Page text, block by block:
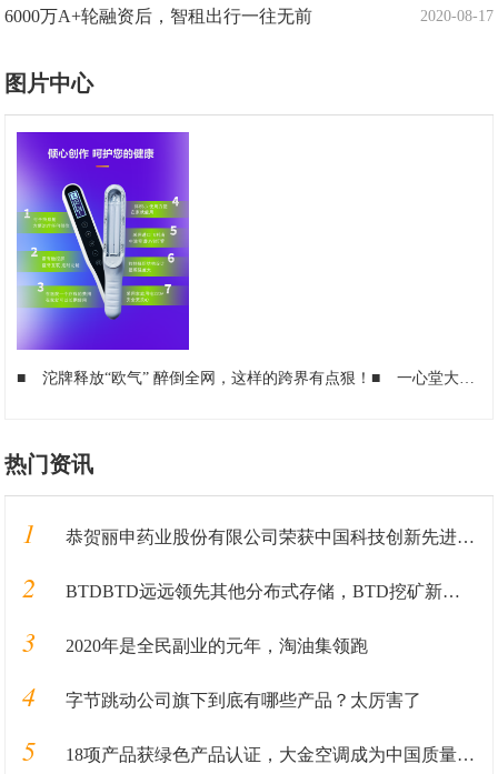
2020-08-17
6000万A+轮融资后，智租出行一往无前
图片中心
■ 沱牌释放“欧气” 醉倒全网，这样的跨界有点狠！■ 一心堂大健康药店(连锁)SI设计百万征集公告
热门资讯
1 恭贺丽申药业股份有限公司荣获中国科技创新先进单位
2 BTDBTD远远领先其他分布式存储，BTD挖矿新手入门教程
3 2020年是全民副业的元年，淘油集领跑
4 字节跳动公司旗下到底有哪些产品？太厉害了
5 18项产品获绿色产品认证，大金空调成为中国质量认证中心“绿色产品首批获证企业”